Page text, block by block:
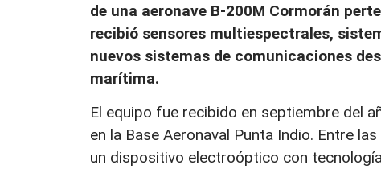
de una aeronave B-200M Cormorán
recibió sensores multiespectrales,
nuevos sistemas de comunicaciones
marítima.
El equipo fue recibido en septiembre del
en la Base Aeronaval Punta Indio. Entre
un dispositivo electroóptico con